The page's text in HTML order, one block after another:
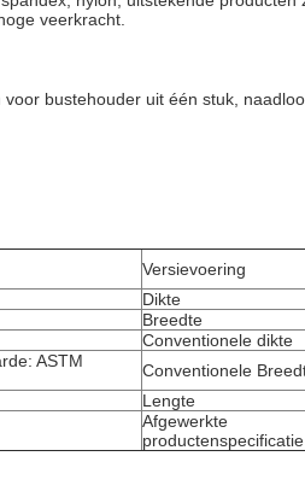
veerkracht.
bustehouder uit één stuk,
Versievoering
Dikte
Breedte
Conventionele dikte
ASTM
Conventionele
Lengte
Afgewerkte
productenspecificatie